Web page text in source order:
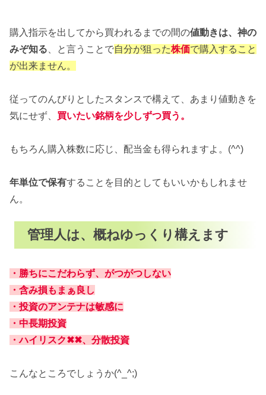
購入指示を出してから買われるまでの間の値動きは、神の
みぞ知る 、と言うことで自分が狙った株価で購入すること
が出来ません。
従ってのんびりとしたスタンスで構えて、あまり値動きを
気にせず、 買いたい銘柄を少しずつ買う。
もちろん購入株数に応じ、配当金も得られますよ。(^^)
年単位で保有することを目的としてもいいかもしれませ
ん。
管理人は、概ねゆっくり構えます
・勝ちにこだわらず、がつがつしない
・含み損もまぁ良し
・投資のアンテナは敏感に
・中長期投資
・ハイリスク✖✖、分散投資
こんなところでしょうか(^_^;)